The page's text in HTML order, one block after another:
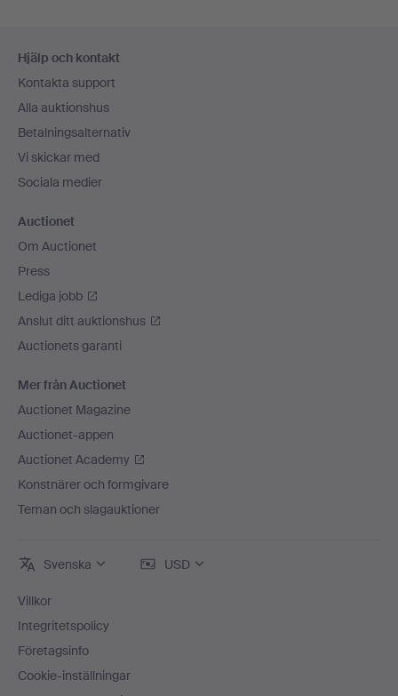
Hjälp och kontakt
Kontakta support
Alla auktionshus
Betalningsalternativ
Vi skickar med
Sociala medier
Auctionet
Om Auctionet
Press
Lediga jobb
Anslut ditt auktionshus
Auctionets garanti
Mer från Auctionet
Auctionet Magazine
Auctionet-appen
Auctionet Academy
Konstnärer och formgivare
Teman och slagauktioner
Svenska USD
Villkor
Integritetspolicy
Företagsinfo
Cookie-inställningar